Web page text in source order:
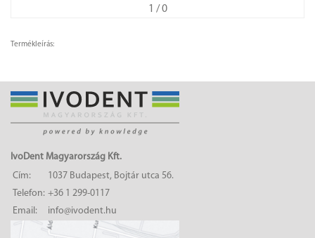
1 / 0
Termékleírás:
IvoDent Magyarország Kft.
Cím:
1037 Budapest, Bojtár utca 56.
Telefon: +36 1 299-0117
Email:
info@ivodent.hu